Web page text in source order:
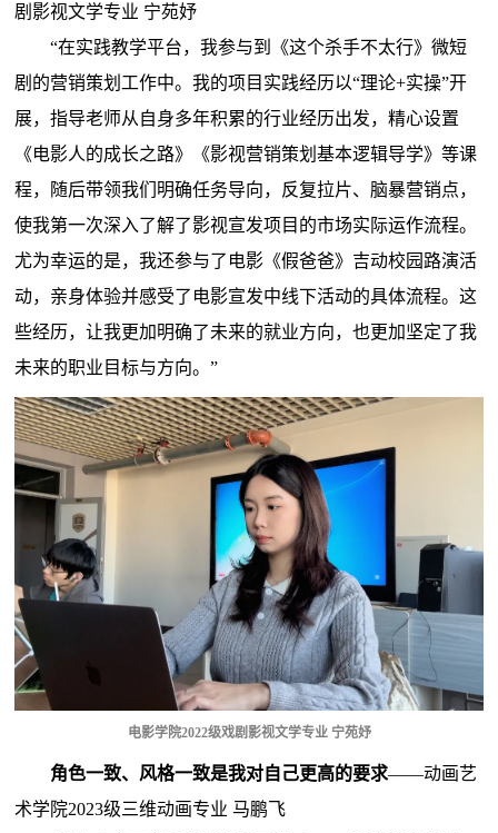
剧影视文学专业 宁苑妤
“在实践教学平台，我参与到《这个杀手不太行》微短
剧的营销策划工作中。我的项目实践经历以“理论+实操”开
展，指导老师从自身多年积累的行业经历出发，精心设置
《电影人的成长之路》《影视营销策划基本逻辑导学》等课
程，随后带领我们明确任务导向，反复拉片、脑暴营销点，
使我第一次深入了解了影视宣发项目的市场实际运作流程。
尤为幸运的是，我还参与了电影《假爸爸》吉动校园路演活
动，亲身体验并感受了电影宣发中线下活动的具体流程。这
些经历，让我更加明确了未来的就业方向，也更加坚定了我
未来的职业目标与方向。”
电影学院2022级戏剧影视文学专业 宁苑妤
角色一致、风格一致是我对自己更高的要求——动画艺
术学院2023级三维动画专业 马鹏飞